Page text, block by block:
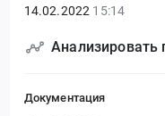
14.02.2022 15:14
Документация